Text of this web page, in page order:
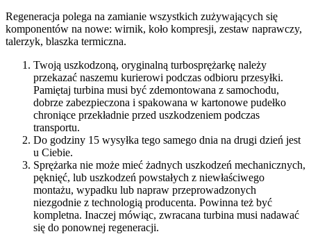
Regeneracja polega na zamianie wszystkich zużywających się
komponentów na nowe: wirnik, koło kompresji, zestaw naprawczy,
talerzyk, blaszka termiczna.
Twoją uszkodzoną, oryginalną turbosprężarkę należy
przekazać naszemu kurierowi podczas odbioru przesyłki.
Pamiętaj turbina musi być zdemontowana z samochodu,
dobrze zabezpieczona i spakowana w kartonowe pudełko
chroniące przekładnie przed uszkodzeniem podczas
transportu.
Do godziny 15 wysyłka tego samego dnia na drugi dzień jest
u Ciebie.
Sprężarka nie może mieć żadnych uszkodzeń mechanicznych,
pęknięć, lub uszkodzeń powstałych z niewłaściwego
montażu, wypadku lub napraw przeprowadzonych
niezgodnie z technologią producenta. Powinna też być
kompletna. Inaczej mówiąc, zwracana turbina musi nadawać
się do ponownej regeneracji.